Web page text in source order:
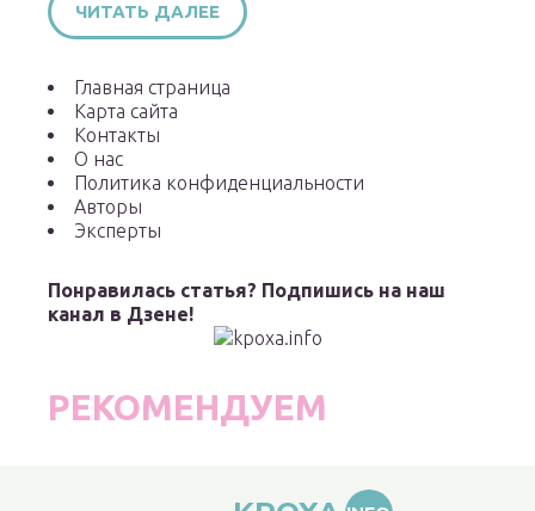
ЧИТАТЬ ДАЛЕЕ
Главная страница
Карта сайта
Контакты
О нас
Политика конфиденциальности
Авторы
Эксперты
Понравилась статья? Подпишись на наш
канал в Дзене!
РЕКОМЕНДУЕМ